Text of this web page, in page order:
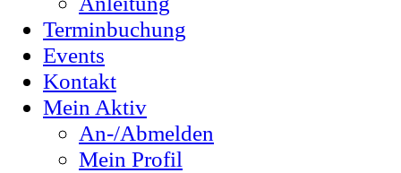
Terminbuchung
Events
Kontakt
Mein Aktiv
An-/Abmelden
Mein Profil